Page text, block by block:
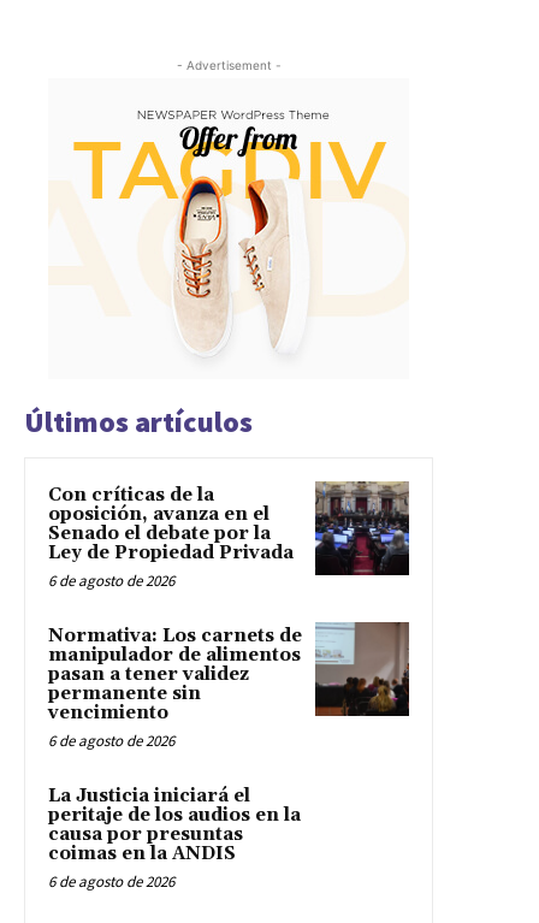
- Advertisement -
Últimos artículos
Con críticas de la
oposición, avanza en el
Senado el debate por la
Ley de Propiedad Privada
6 de agosto de 2026
Normativa: Los carnets de
manipulador de alimentos
pasan a tener validez
permanente sin
vencimiento
6 de agosto de 2026
La Justicia iniciará el
peritaje de los audios en la
causa por presuntas
coimas en la ANDIS
6 de agosto de 2026